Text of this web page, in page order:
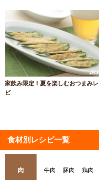
家飲み限定！夏を楽しむおつまみ
ピ
食材別レシピ一覧
肉 牛肉 豚肉 鶏肉